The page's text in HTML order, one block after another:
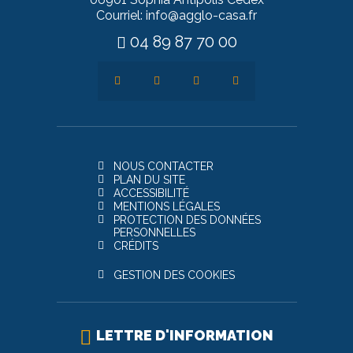
Courriel: info@agglo-casa.fr
04 89 87 70 00
NOUS CONTACTER
PLAN DU SITE
ACCESSIBILITÉ
MENTIONS LÉGALES
PROTECTION DES DONNÉES
PERSONNELLES
CRÉDITS
GESTION DES COOKIES
LETTRE D'INFORMATION